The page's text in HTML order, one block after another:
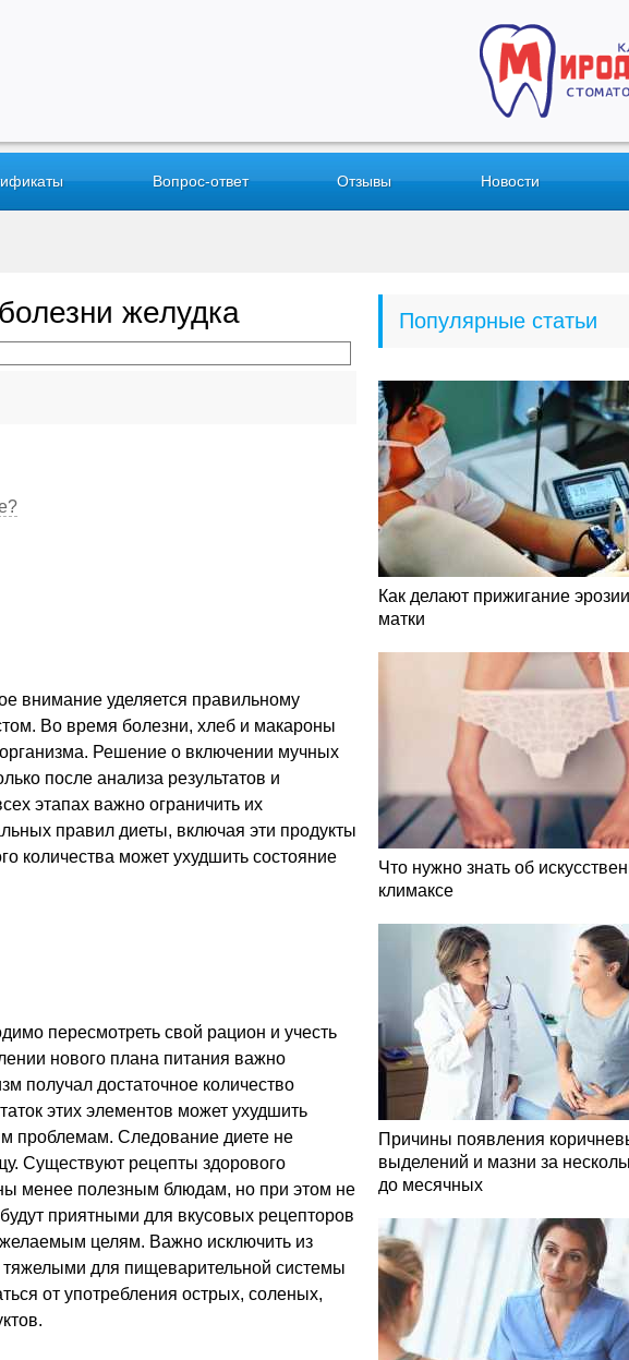
Вопрос-ответ Отзывы Новости
желудка
внимание уделяется правильному
Во время болезни, хлеб и макароны
Решение о включении мучных
после анализа результатов и
этапах важно ограничить их
правил диеты, включая эти продукты
количества может ухудшить состояние
пересмотреть свой рацион и учесть
нового плана питания важно
получал достаточное количество
этих элементов может ухудшить
проблемам. Следование диете не
Существуют рецепты здорового
менее полезным блюдам, но при этом не
приятными для вкусовых рецепторов
желаемым целям. Важно исключить из
для пищеварительной системы
от употребления острых, соленых,
Популярные статьи
Как делают прижигание
матки
Что нужно знать об
климаксе
Причины появления
выделений и мазни за
до месячных